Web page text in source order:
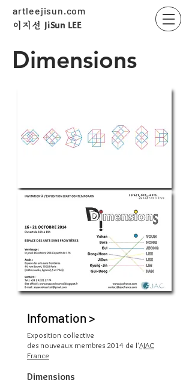
artleejisun.com
​이지선 JiSun LEE
Dimensions
Infomation >
Exposition collective
des nouveaux membres 2014 de l'AJAC
France
Dimensions